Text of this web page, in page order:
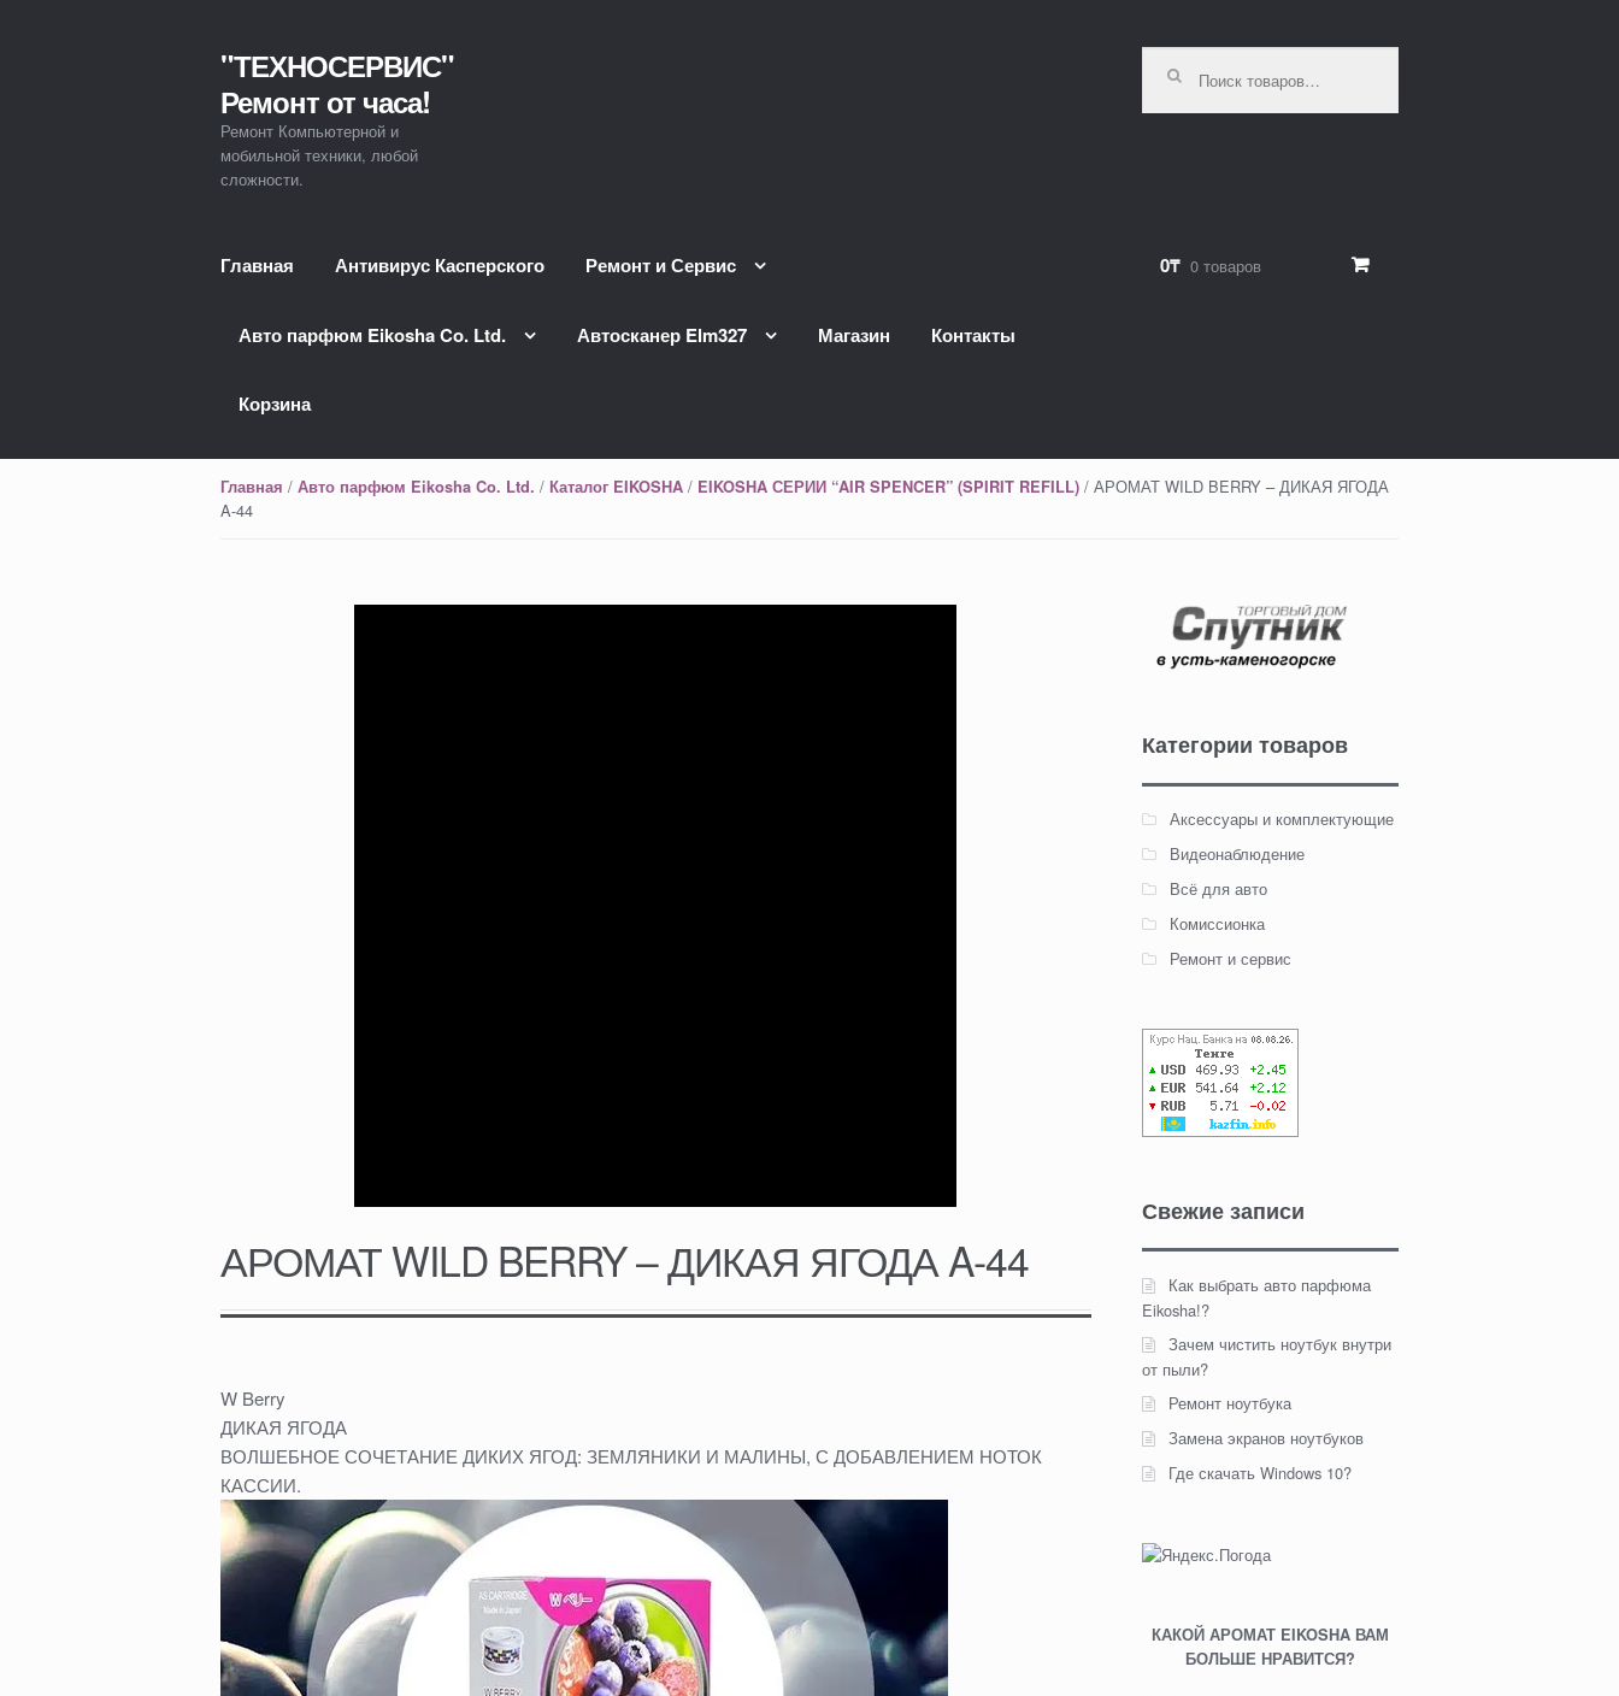
Перейти к навигации
Перейти к содержимому
"ТЕХНОСЕРВИС"
Ремонт от часа!
Ремонт Компьютерной и
мобильной техники, любой
сложности.
Главная Антивирус Касперского Ремонт и Сервис
Авто парфюм Eikosha Co. Ltd. Автосканер Elm327 Магазин Контакты
Корзина
0₸ 0 товаров
Главная /Авто парфюм Eikosha Co. Ltd. / Каталог EIKOSHA / EIKOSHA СЕРИИ “AIR SPENCER” (SPIRIT REFILL) / АРОМАТ WILD BERRY – ДИКАЯ ЯГОДА
A-44
АРОМАТ WILD BERRY – ДИКАЯ ЯГОДА A-44
W Berry
ДИКАЯ ЯГОДА
ВОЛШЕБНОЕ СОЧЕТАНИЕ ДИКИХ ЯГОД: ЗЕМЛЯНИКИ И МАЛИНЫ, С ДОБАВЛЕНИЕМ НОТОК
КАССИИ.
Категории товаров
Аксессуары и комплектующие
Видеонаблюдение
Всё для авто
Комиссионка
Ремонт и сервис
Свежие записи
Как выбрать авто парфюма
Eikosha!?
Зачем чистить ноутбук внутри
от пыли?
Ремонт ноутбука
Замена экранов ноутбуков
Где скачать Windows 10?
КАКОЙ АРОМАТ EIKOSHA ВАМ
БОЛЬШЕ НРАВИТСЯ?